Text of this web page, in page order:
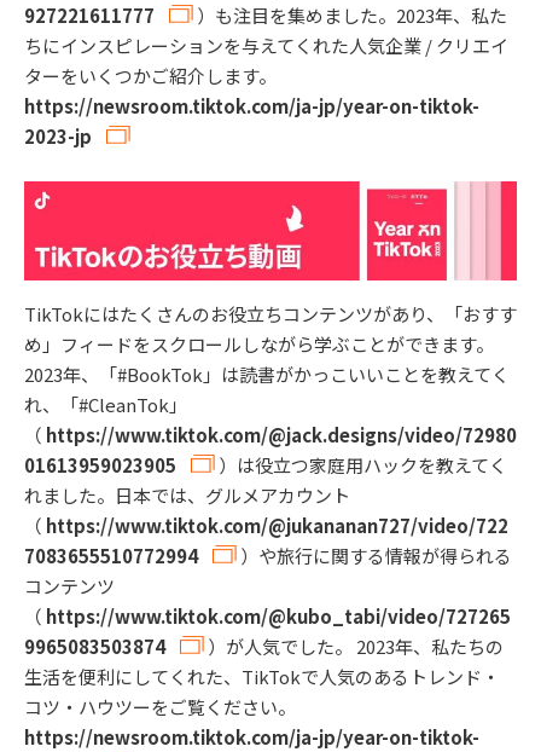
927221611777
）も注目を集めました。2023年、私た
ちにインスピレーションを与えてくれた人気企業 / クリエイ
ターをいくつかご紹介します。
https://newsroom.tiktok.com/ja-jp/year-on-tiktok-
2023-jp
TikTokにはたくさんのお役立ちコンテンツがあり、「おすす
め」フィードをスクロールしながら学ぶことができます。
2023年、「#BookTok」は読書がかっこいいことを教えてく
れ、「#CleanTok」
（ https://www.tiktok.com/@jack.designs/video/72980
01613959023905
）は役立つ家庭用ハックを教えてく
れました。日本では、グルメアカウント
（ https://www.tiktok.com/@jukananan727/video/722
7083655510772994
）や旅行に関する情報が得られる
コンテンツ
（ https://www.tiktok.com/@kubo_tabi/video/727265
9965083503874
）が人気でした。 2023年、私たちの
生活を便利にしてくれた、TikTokで人気のあるトレンド・
コツ・ハウツーをご覧ください。
https://newsroom.tiktok.com/ja-jp/year-on-tiktok-